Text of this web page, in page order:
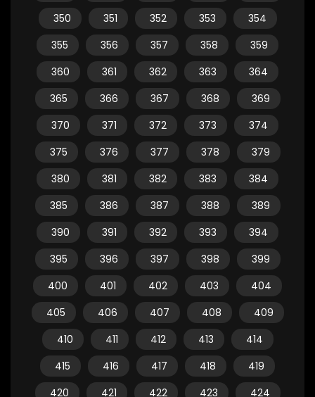
350
351 352 353
354
355
356 357 358
359
360
361 362 363
364
365
366 367 368
369
370
371 372 373
374
375
376 377 378
379
380
381 382 383
384
385
386 387 388
389
390
391 392 393
394
395
396 397 398
399
400
401 402 403
404
405
406 407 408
409
410
411 412 413
414
415
416 417 418
419
420
421 422 423 424